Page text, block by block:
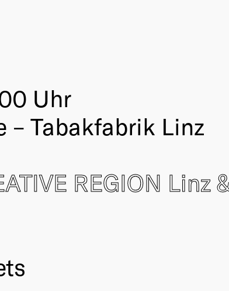
Uhr
– Tabakfabrik Linz
REGION Linz